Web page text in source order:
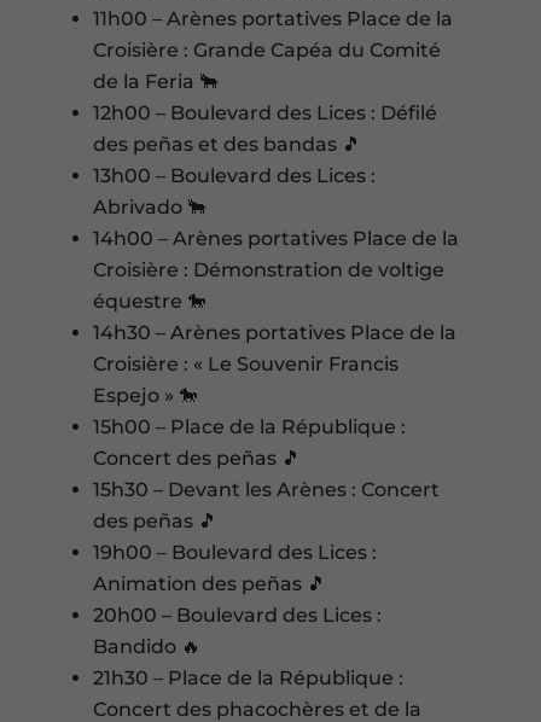
11h00 – Arènes portatives Place de la
Croisière : Grande Capéa du Comité
de la Feria 🐂
12h00 – Boulevard des Lices : Défilé
des peñas et des bandas 🎵
13h00 – Boulevard des Lices :
Abrivado 🐂
14h00 – Arènes portatives Place de la
Croisière : Démonstration de voltige
équestre 🐎
14h30 – Arènes portatives Place de la
Croisière : « Le Souvenir Francis
Espejo » 🐎
15h00 – Place de la République :
Concert des peñas 🎵
15h30 – Devant les Arènes : Concert
des peñas 🎵
19h00 – Boulevard des Lices :
Animation des peñas 🎵
20h00 – Boulevard des Lices :
Bandido 🔥
21h30 – Place de la République :
Concert des phacochères et de la